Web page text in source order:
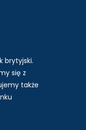
brytyjski.
się z
także